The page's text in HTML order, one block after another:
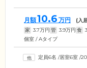
月額10.6 万円 (入
家 3.7万円 管 3.9万円 食
個室 / Aタイプ
定員6名 /居室6室 /